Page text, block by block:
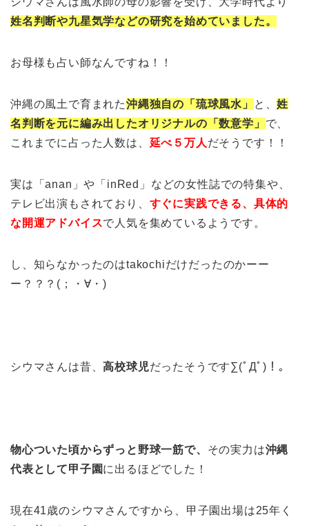
姓名判断や九星気学などの研究を始めていました。
お母様も占い師なんですね！！
沖縄の風土で育まれた沖縄独自の 「琉球風水」 と、姓
名判断を元に編み出したオリジナルの 「数意学」 で、
これまでに占った人数は、 延べ５万人 だそうです！！
実は「anan」や「inRed」などの女性誌での特集や、
テレビ出演もされており、 すぐに実践できる、具体的
な開運アドバイスで人気を集めているようです。
し、知らなかったのはtakochiだけだったのかーー
ー？？？(；・∀・)
シウマさんは昔、高校球児だったそうです∑(ﾟДﾟ)！。
物心ついた頃からずっと野球一筋で、 その実力は沖縄
代表として甲子園に出るほどでした！
現在41歳のシウマさんですから、甲子園出場は25年く